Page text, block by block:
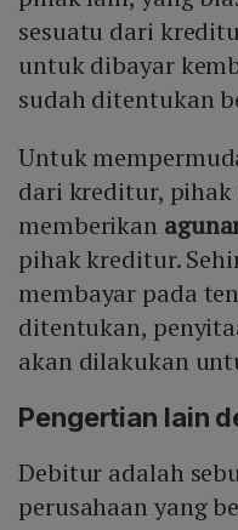
sesuatu dari
untuk dibayar
sudah ditentukan
Untuk
dari kreditur,
memberikan
pihak kreditur.
membayar pada
ditentukan,
akan dilakukan
Pengertian lain
Debitur adalah
perusahaan yang